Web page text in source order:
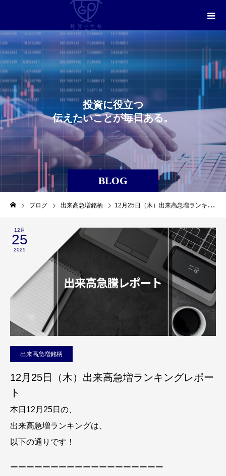
BLOG
投資に役立つ
伝え たいことが毎日ある。
ブログ 出来高急増銘柄 12月25日（木）出来高急増ランキングレポート
12月
25
2025
出来高急増銘柄
12月25日（木）出来高急増ランキングレポー
ト
本日12月25日の、
出来高急増ランキングは、
以下の通りです！
ーーーーーーーーーーーーーーーーーーー